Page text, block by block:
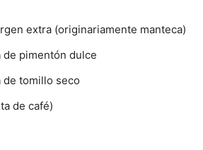
extra (originariamente manteca)
de pimentón dulce
de tomillo seco
de café)